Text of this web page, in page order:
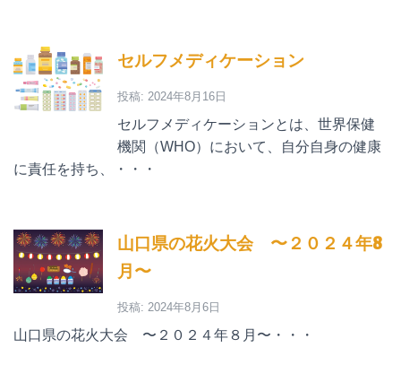
セルフメディケーション
投稿: 2024年8月16日
セルフメディケーションとは、世界保健
機関（WHO）において、自分自身の健康
に責任を持ち、・・・
山口県の花火大会 〜２０２４年8
月〜
投稿: 2024年8月6日
山口県の花火大会 〜２０２４年８月〜・・・